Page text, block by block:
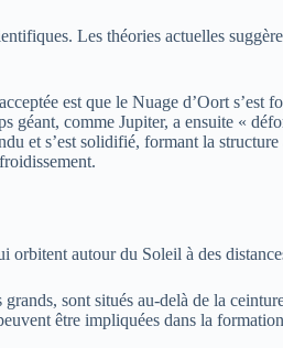
Les théories actuelles
est que le Nuage d’Oort
comme Jupiter, a ensuite «
et s’est solidifié, formant la
autour du Soleil à des
sont situés au-delà de la
être impliquées dans la